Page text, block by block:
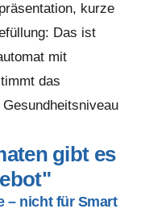
kurze
Das ist
mit
das
gibt es
– nicht für Smart